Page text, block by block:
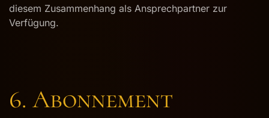
diesem Zusammenhang als Ansprechpartner zur
Verfügung.
6. Abonnement